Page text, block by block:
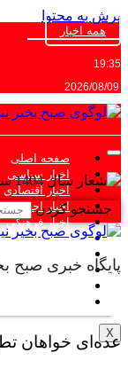
پرش به محتوا
همه اخبار
19:35
2026/08/09
صفحه اصلی
اخبار سیاسی
اخبار اقتصادی
اخبار اجتماعی
اخبار فرهنگی
اخبار ورزشی
پرونده ویژه
X
جستجو کردن
پایگاه خبری صبح
عده‌ای خواهان